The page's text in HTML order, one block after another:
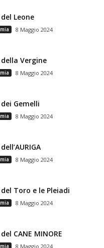
Leone
8 Maggio 2024
Vergine
8 Maggio 2024
Gemelli
8 Maggio 2024
8 Maggio 2024
Toro e le Pleiadi
8 Maggio 2024
CANE MINORE
8 Maggio 2024